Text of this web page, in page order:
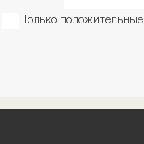
Только положительные